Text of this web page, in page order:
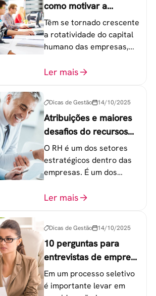
como motivar a
geração Y nas
empresas?
Têm se tornado crescente
a rotatividade do capital
humano das empresas,
colaboradores na faixa de
Ler mais
Dicas de Gestão 14/10/2025
Atribuições e maiores
desafios do recursos
humanos em uma
empresa
O RH é um dos setores
estratégicos dentro das
empresas. É um dos
o atingimento das metas
Ler mais
Dicas de Gestão 14/10/2025
10 perguntas para
entrevistas de emprego
que recrutadores não
devem fazer
Em um processo seletivo
é importante levar em